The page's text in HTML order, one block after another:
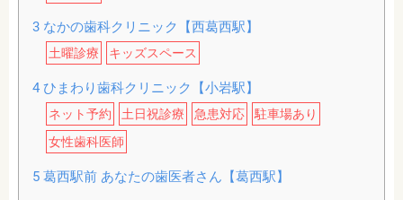
3なかの歯科クリニック【西葛西駅】
土曜診療 キッズスペース
4ひまわり歯科クリニック【小岩駅】
ネット予約 土日祝診療 急患対応
駐車場あり
女性歯科医師
5葛西駅前 あなたの歯医者さん【葛西駅】